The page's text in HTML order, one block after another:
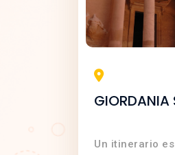
GIORDANIA
Un itinerario